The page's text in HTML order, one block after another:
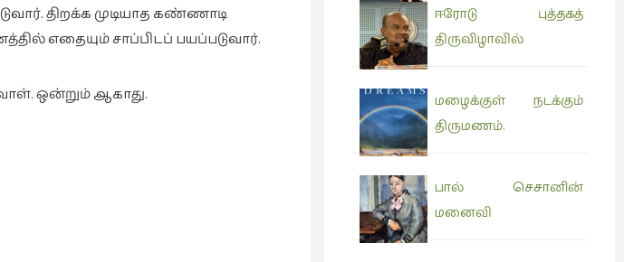
திறக்க முடியாத கண்ணாடி
எதையும் சாப்பிடப் பயப்படுவார்.
ஒன்றும் ஆகாது.
ஈரோடு புத்தகத்
திருவிழாவில்
மழைக்குள் நடக்கும்
திருமணம்.
பால் செசானின்
மனைவி